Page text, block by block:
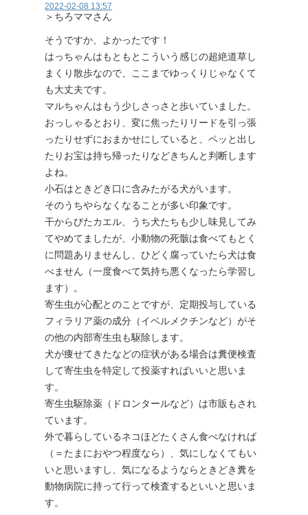
2022-02-08 13:57
＞ちろママさん
そうですか、よかったです！
はっちゃんはもともとこういう感じの超絶道草し
まくり散歩なので、ここまでゆっくりじゃなくて
も大丈夫です。
マルちゃんはもう少しさっさと歩いていました。
おっしゃるとおり、変に焦ったりリードを引っ張
ったりせずにおまかせにしていると、ペッと出し
たりお宝は持ち帰ったりなどきちんと判断します
よね。
小石はときどき口に含みたがる犬がいます。
そのうちやらなくなることが多い印象です。
干からびたカエル、うち犬たちも少し味見してみ
てやめてましたが、小動物の死骸は食べてもとく
に問題ありませんし、ひどく腐っていたら犬は食
べません（一度食べて気持ち悪くなったら学習し
ます）。
寄生虫が心配とのことですが、定期投与している
フィラリア薬の成分（イベルメクチンなど）がそ
の他の内部寄生虫も駆除します。
犬が痩せてきたなどの症状がある場合は糞便検査
して寄生虫を特定して投薬すればいいと思いま
す。
寄生虫駆除薬（ドロンタールなど）は市販もされ
ています。
外で暮らしているネコほどたくさん食べなければ
（＝たまにおやつ程度なら）、気にしなくてもい
いと思いますし、気になるようならときどき糞を
動物病院に持って行って検査するといいと思いま
す。